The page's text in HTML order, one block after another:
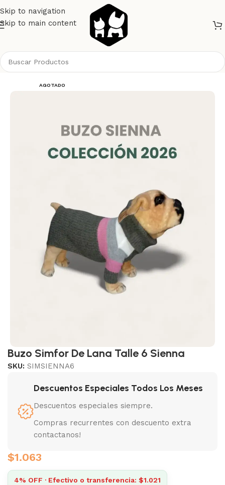
Skip to navigation
Skip to main content
AGOTADO
Buzo Simfor De Lana Talle 6 Sienna
SKU: SIMSIENNA6
Descuentos Especiales Todos Los Meses
Descuentos especiales siempre.
Compras recurrentes con descuento extra
contactanos!
$1.063
4% OFF · Efectivo o transferencia: $1.021